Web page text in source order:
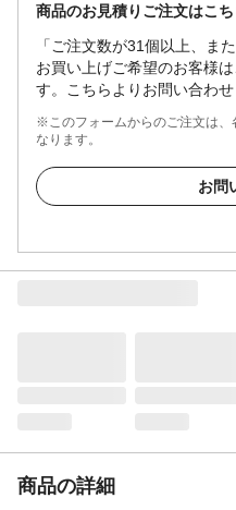
商品のお見積りご注文はこち
「ご注文数が31個以上、ま
お買い上げご希望のお客様
す。こちらよりお問い合わせ
※このフォームからのご注文は、
なります。
お問
商品の詳細